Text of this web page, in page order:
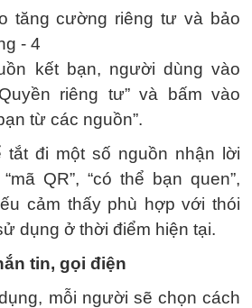
kết bạn, người dùng vào
riêng tư” và bấm vào
từ các nguồn”.
đi một số nguồn nhận lời
QR”, “có thể bạn quen”,
cảm thấy phù hợp với thói
dụng ở thời điểm hiện tại.
tin, gọi điện
mỗi người sẽ chọn cách